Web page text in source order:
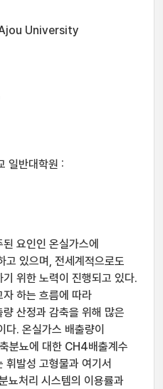
University
일반대학원 :
요인인 온실가스에
고 있으며, 전세계적으로도
위한 노력이 진행되고 있다.
하는 흐름에 따라
산정과 감축을 위해 많은
다. 온실가스 배출량이
분뇨에 대한 CH4배출계수
휘발성 고형물과 여기서
뇨처리 시스템의 이용률과